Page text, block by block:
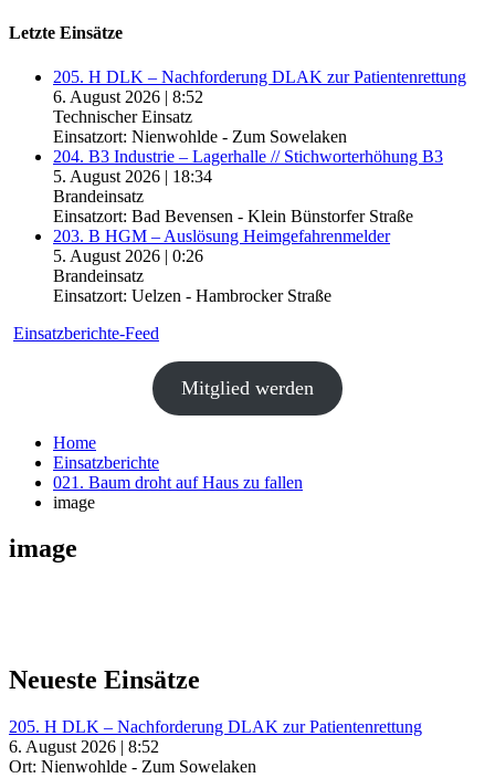
Letzte Einsätze
205. H DLK – Nachforderung DLAK zur Patientenrettung
6. August 2026 | 8:52
Technischer Einsatz
Einsatzort: Nienwohlde - Zum Sowelaken
204. B3 Industrie – Lagerhalle // Stichworterhöhung B3
5. August 2026 | 18:34
Brandeinsatz
Einsatzort: Bad Bevensen - Klein Bünstorfer Straße
203. B HGM – Auslösung Heimgefahrenmelder
5. August 2026 | 0:26
Brandeinsatz
Einsatzort: Uelzen - Hambrocker Straße
Einsatzberichte-Feed
Mitglied werden
Home
Einsatzberichte
021. Baum droht auf Haus zu fallen
image
image
Neueste Einsätze
205. H DLK – Nachforderung DLAK zur Patientenrettung
6. August 2026 | 8:52
Ort: Nienwohlde - Zum Sowelaken